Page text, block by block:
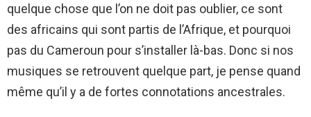
quelque chose que l’on ne doit pas oublier, ce sont
des africains qui sont partis de l’Afrique, et pourquoi
pas du Cameroun pour s’installer là-bas. Donc si nos
musiques se retrouvent quelque part, je pense quand
même qu’il y a de fortes connotations ancestrales.